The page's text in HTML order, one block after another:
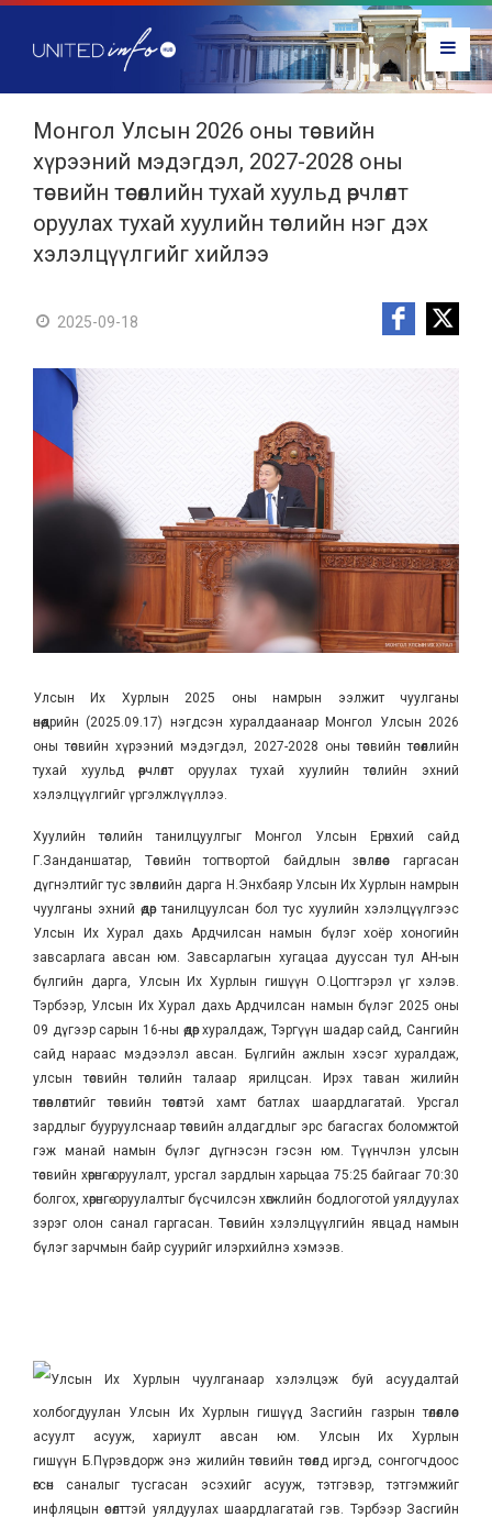
Монгол Улсын 2026 оны төсвийн
хүрээний мэдэгдэл, 2027-2028 оны
төсвийн төсөөллийн тухай хуульд өөрчлөлт
оруулах тухай хуулийн төслийн нэг дэх
хэлэлцүүлгийг хийлээ
2025-09-18
Улсын Их Хурлын 2025 оны намрын ээлжит чуулганы
өнөөдрийн (2025.09.17) нэгдсэн хуралдаанаар Монгол Улсын 2026
оны төсвийн хүрээний мэдэгдэл, 2027-2028 оны төсвийн төсөөллийн
тухай хуульд өөрчлөлт оруулах тухай хуулийн төслийн эхний
хэлэлцүүлгийг үргэлжлүүллээ.
Хуулийн төслийн танилцуулгыг Монгол Улсын Ерөнхий сайд
Г.Занданшатар, Төсвийн тогтвортой байдлын зөвлөлөөс гаргасан
дүгнэлтийг тус зөвлөлийн дарга Н.Энхбаяр Улсын Их Хурлын намрын
чуулганы эхний өдөр танилцуулсан бол тус хуулийн хэлэлцүүлгээс
Улсын Их Хурал дахь Ардчилсан намын бүлэг хоёр хоногийн
завсарлага авсан юм. Завсарлагын хугацаа дууссан тул АН-ын
бүлгийн дарга, Улсын Их Хурлын гишүүн О.Цогтгэрэл үг хэлэв.
Тэрбээр, Улсын Их Хурал дахь Ардчилсан намын бүлэг 2025 оны
09 дүгээр сарын 16-ны өдөр хуралдаж, Тэргүүн шадар сайд, Сангийн
сайд нараас мэдээлэл авсан. Бүлгийн ажлын хэсэг хуралдаж,
улсын төсвийн төслийн талаар ярилцсан. Ирэх таван жилийн
төлөвлөлтийг төсвийн төсөлтэй хамт батлах шаардлагатай. Урсгал
зардлыг бууруулснаар төсвийн алдагдлыг эрс багасгах боломжтой
гэж манай намын бүлэг дүгнэсэн гэсэн юм. Түүнчлэн улсын
төсвийн хөрөнгө оруулалт, урсгал зардлын харьцаа 75:25 байгааг 70:30
болгох, хөрөнгө оруулалтыг бүсчилсэн хөгжлийн бодлоготой уялдуулах
зэрэг олон санал гаргасан. Төсвийн хэлэлцүүлгийн явцад намын
бүлэг зарчмын байр суурийг илэрхийлнэ хэмээв.
Улсын Их Хурлын чуулганаар хэлэлцэж буй асуудалтай
холбогдуулан Улсын Их Хурлын гишүүд Засгийн газрын төлөөллөөс
асуулт асууж, хариулт авсан юм. Улсын Их Хурлын
гишүүн Б.Пүрэвдорж энэ жилийн төсвийн төсөлд иргэд, сонгогчдоос
өгсөн саналыг тусгасан эсэхийг асууж, тэтгэвэр, тэтгэмжийг
инфляцын өсөлттэй уялдуулах шаардлагатай гэв. Тэрбээр Засгийн